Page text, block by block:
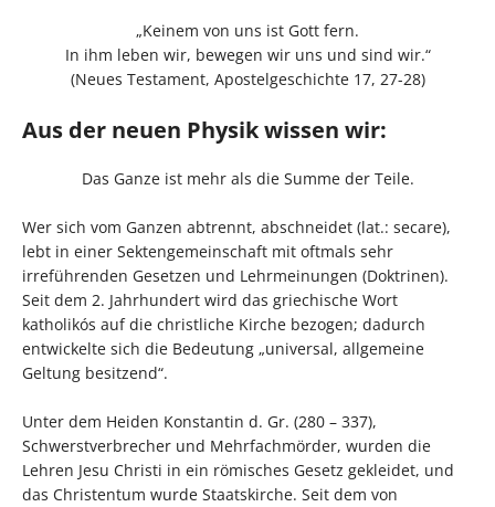
„Keinem von uns ist Gott fern.
In ihm leben wir, bewegen wir uns und sind wir.“
(Neues Testament, Apostelgeschichte 17, 27-28)
Aus der neuen Physik wissen wir:
Das Ganze ist mehr als die Summe der Teile.
Wer sich vom Ganzen abtrennt, abschneidet (lat.: secare),
lebt in einer Sektengemeinschaft mit oftmals sehr
irreführenden Gesetzen und Lehrmeinungen (Doktrinen).
Seit dem 2. Jahrhundert wird das griechische Wort
katholikós auf die christliche Kirche bezogen; dadurch
entwickelte sich die Bedeutung „universal, allgemeine
Geltung besitzend“.
Unter dem Heiden Konstantin d. Gr. (280 – 337),
Schwerstverbrecher und Mehrfachmörder, wurden die
Lehren Jesu Christi in ein römisches Gesetz gekleidet, und
das Christentum wurde Staatskirche. Seit dem von